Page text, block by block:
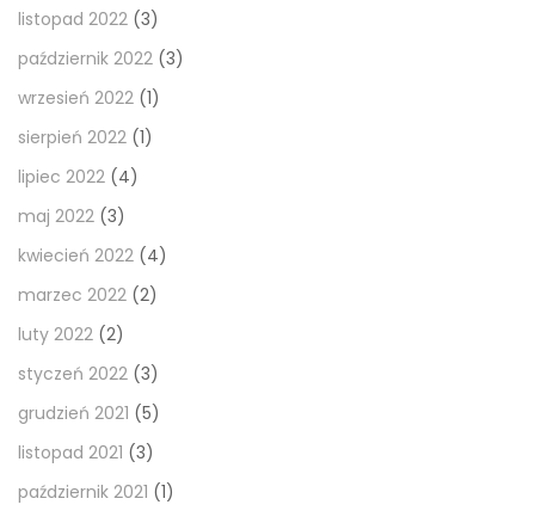
listopad 2022 (3)
październik 2022 (3)
wrzesień 2022 (1)
sierpień 2022 (1)
lipiec 2022 (4)
maj 2022 (3)
kwiecień 2022 (4)
marzec 2022 (2)
luty 2022 (2)
styczeń 2022 (3)
grudzień 2021 (5)
listopad 2021 (3)
październik 2021 (1)